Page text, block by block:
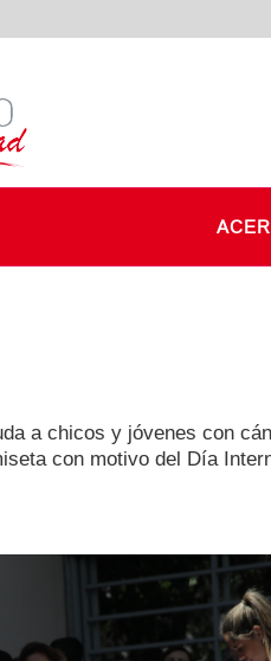
a chicos y jóvenes con
con motivo del Día